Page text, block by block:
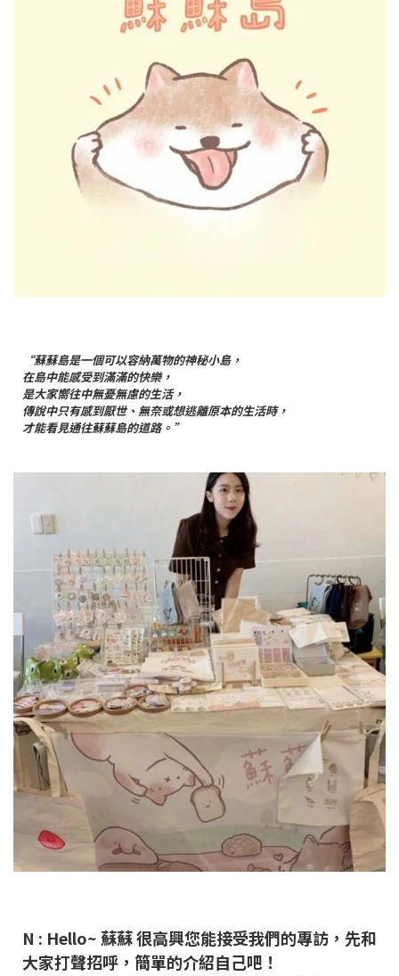
“蘇蘇島是一個可以容納萬物的神秘小島，
在島中能感受到滿滿的快樂，
是大家嚮往中無憂無慮的生活，
傳說中只有感到厭世、無奈或想逃離原本的生活時，
才能看見通往蘇蘇島的道路。”
N : Hello~ 蘇蘇 很高興您能接受我們的專訪，先和
大家打聲招呼，簡單的介紹自己吧！